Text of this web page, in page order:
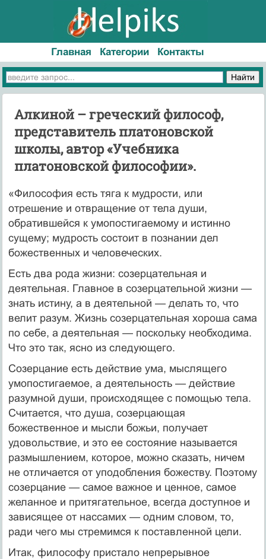
Главная Категории Контакты
Алкиной – греческий философ,
представитель платоновской
школы, автор «Учебника
платоновской философии».
«Философия есть тяга к мудрости, или
отрешение и отвращение от тела души,
обратившейся к умопостигаемому и истинно
сущему; мудрость состоит в познании дел
божественных и человеческих.
Есть два рода жизни: созерцательная и
деятельная. Главное в созерцательной жизни —
знать истину, а в деятельной — делать то, что
велит разум. Жизнь созерцательная хороша сама
по себе, а деятельная — поскольку необходима.
Что это так, ясно из следующего.
Созерцание есть действие ума, мыслящего
умопостигаемое, а деятельность — действие
разумной души, происходящее с помощью тела.
Считается, что душа, созерцающая
божественное и мысли божьи, получает
удовольствие, и это ее состояние называется
размышлением, которое, можно сказать, ничем
не отличается от уподобления божеству. Поэтому
созерцание — самое важное и ценное, самое
желанное и притягательное, всегда доступное и
зависящее от нассамих — одним словом, то,
ради чего мы стремимся к поставленной цели.
Итак, философу пристало непрерывное